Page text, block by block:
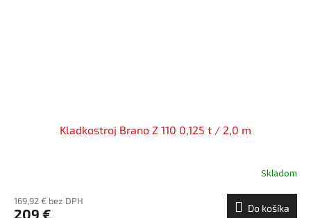
Kladkostroj Brano Z 110 0,125 t / 2,0 m
Skladom
169,92 € bez DPH
209 € Do košíka